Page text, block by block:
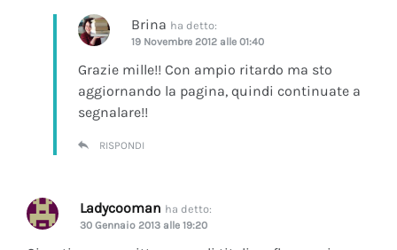
Brina ha detto:
19 Novembre 2012 alle 01:40
Grazie mille!! Con ampio ritardo ma sto
aggiornando la pagina, quindi continuate a
segnalare!!
RISPONDI
Ladycooman ha detto:
30 Gennaio 2013 alle 19:20